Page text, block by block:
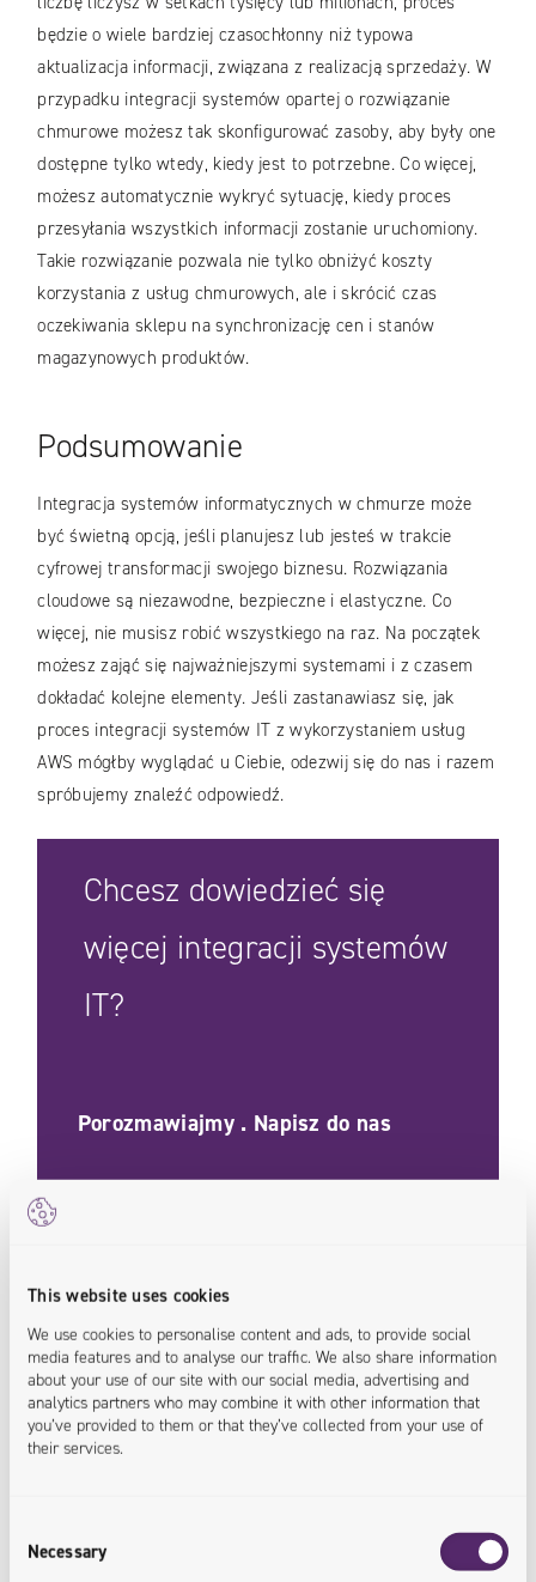
This website uses cookies
We use cookies to personalise content and ads, to provide social
media features and to analyse our traffic. We also share information
about your use of our site with our social media, advertising and
analytics partners who may combine it with other information that
you’ve provided to them or that they’ve collected from your use of
their services.
Selection
Necessary
będzie o wiele bardziej czasochłonny niż typowa
aktualizacja informacji, związana z realizacją sprzedaży. W
przypadku integracji systemów opartej o rozwiązanie
chmurowe możesz tak skonfigurować zasoby, aby były one
dostępne tylko wtedy, kiedy jest to potrzebne. Co więcej,
możesz automatycznie wykryć sytuację, kiedy proces
przesyłania wszystkich informacji zostanie uruchomiony.
Takie rozwiązanie pozwala nie tylko obniżyć koszty
korzystania z usług chmurowych, ale i skrócić czas
oczekiwania sklepu na synchronizację cen i stanów
magazynowych produktów.
Podsumowanie
Integracja systemów informatycznych w chmurze może
być świetną opcją, jeśli planujesz lub jesteś w trakcie
cyfrowej transformacji swojego biznesu. Rozwiązania
cloudowe są niezawodne, bezpieczne i elastyczne. Co
więcej, nie musisz robić wszystkiego na raz. Na początek
możesz zająć się najważniejszymi systemami i z czasem
dokładać kolejne elementy. Jeśli zastanawiasz się, jak
proces integracji systemów IT z wykorzystaniem usług
AWS mógłby wyglądać u Ciebie, odezwij się do nas i razem
spróbujemy znaleźć odpowiedź.
Chcesz dowiedzieć się
więcej integracji systemów
IT?
Porozmawiajmy . Napisz do nas